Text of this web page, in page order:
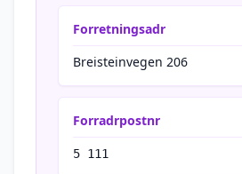
Forretningsadr
Breisteinvegen 206
Forradrpostnr
5 111